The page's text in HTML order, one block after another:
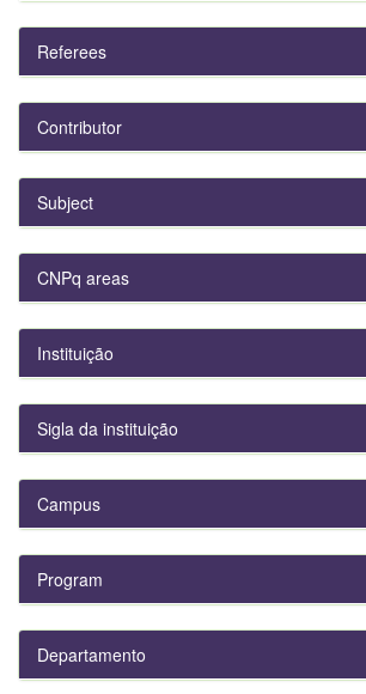
Referees
Contributor
Subject
CNPq areas
Instituição
Sigla da instituição
Campus
Program
Departamento